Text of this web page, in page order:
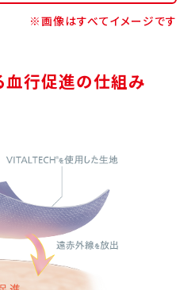
※画像はすべてイメージです
血行促進の仕組み